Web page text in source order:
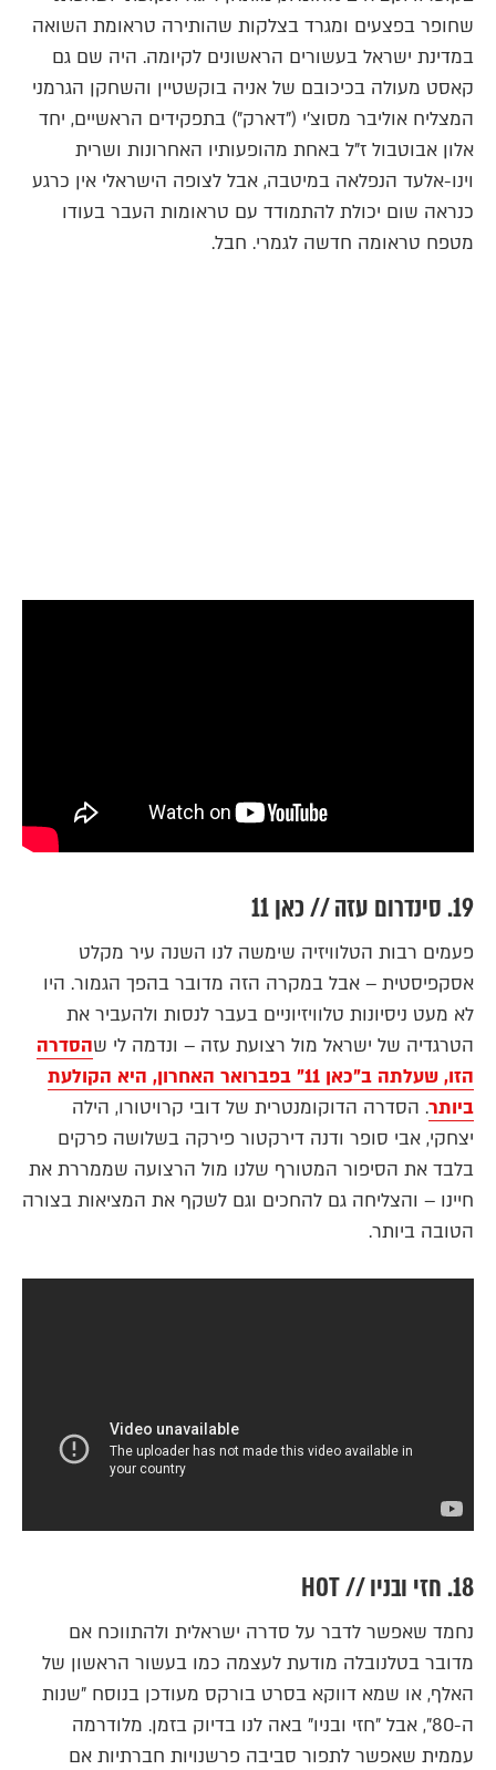
שחופר בפצעים ומגרד בצלקות שהותירה טראומת השואה
במדינת ישראל בעשורים הראשונים לקיומה. היה שם גם
קאסט מעולה בכיכובם של אניה בוקשטיין והשחקן הגרמני
המצליח אוליבר מסוצ'י ("דארק") בתפקידים הראשיים, יחד
אלון אבוטבול ז"ל באחת מהופעותיו האחרונות ושרית
וינו-אלעד הנפלאה במיטבה, אבל לצופה הישראלי אין כרגע
כנראה שום יכולת להתמודד עם טראומות העבר בעודו
מטפח טראומה חדשה לגמרי. חבל.
19. סינדרום עזה // כאן 11
פעמים רבות הטלוויזיה שימשה לנו השנה עיר מקלט
אסקפיסטית – אבל במקרה הזה מדובר בהפך הגמור. היו
לא מעט ניסיונות טלוויזיוניים בעבר לנסות ולהעביר את
הטרגדיה של ישראל מול רצועת עזה – ונדמה לי שהסדרה
הזו, שעלתה ב"כאן 11" בפברואר האחרון, היא הקולעת
ביותר. הסדרה הדוקומנטרית של דובי קרויטורו, הילה
יצחקי, אבי סופר ודנה דירקטור פירקה בשלושה פרקים
בלבד את הסיפור המטורף שלנו מול הרצועה שממררת את
חיינו – והצליחה גם להחכים וגם לשקף את המציאות בצורה
הטובה ביותר.
18. חזי ובניו // HOT
נחמד שאפשר לדבר על סדרה ישראלית ולהתווכח אם
מדובר בטלנובלה מודעת לעצמה כמו בעשור הראשון של
האלף, או שמא דווקא בסרט בורקס מעודכן בנוסח "שנות
ה-80", אבל "חזי ובניו" באה לנו בדיוק בזמן. מלודרמה
עממית שאפשר לתפור סביבה פרשנויות חברתיות אם